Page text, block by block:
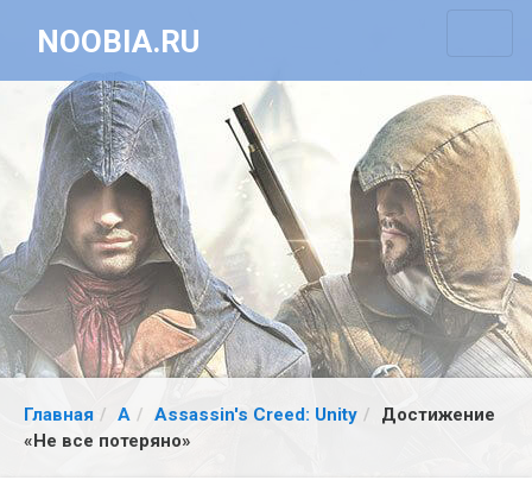
NOOBIA.RU
Главная A Assassin's Creed: Unity
Достижение
«Не все потеряно»